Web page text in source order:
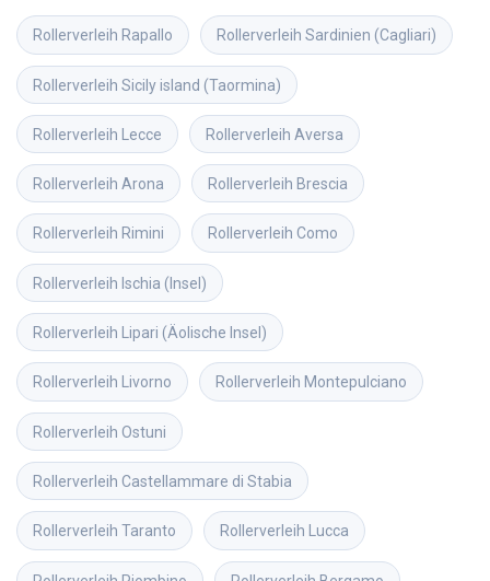
Rollerverleih Rapallo Rollerverleih Sardinien (Cagliari)
Rollerverleih Sicily island (Taormina)
Rollerverleih Lecce Rollerverleih Aversa
Rollerverleih Arona Rollerverleih Brescia
Rollerverleih Rimini Rollerverleih Como
Rollerverleih Ischia (Insel)
Rollerverleih Lipari (Äolische Insel)
Rollerverleih Livorno Rollerverleih Montepulciano
Rollerverleih Ostuni
Rollerverleih Castellammare di Stabia
Rollerverleih Taranto Rollerverleih Lucca